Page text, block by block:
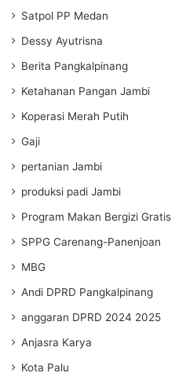
Satpol PP Medan
Dessy Ayutrisna
Berita Pangkalpinang
Ketahanan Pangan Jambi
Koperasi Merah Putih
Gaji
pertanian Jambi
produksi padi Jambi
Program Makan Bergizi Gratis
SPPG Carenang-Panenjoan
MBG
Andi DPRD Pangkalpinang
anggaran DPRD 2024 2025
Anjasra Karya
Kota Palu